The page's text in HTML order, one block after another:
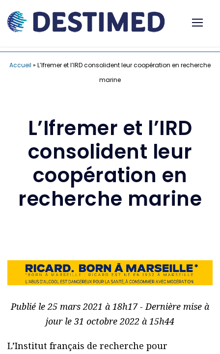
Accueil » L’Ifremer et l’IRD consolident leur coopération en recherche
marine
L’Ifremer et l’IRD
consolident leur
coopération en
recherche marine
Publié le 25 mars 2021 à 18h17 - Dernière mise à
jour le 31 octobre 2022 à 15h44
L’Institut français de recherche pour